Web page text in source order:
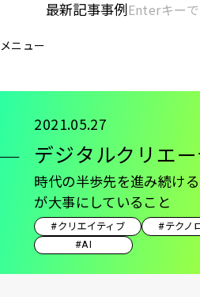
ン
ン
ツ
メニュー
[KC]
メ
イ
ン
最新記事事例
デジタルクリエ
時代の半歩先を進み続け
が大事にしていること
2021.05.27
#クリエイティブ
#テクノ
#AI